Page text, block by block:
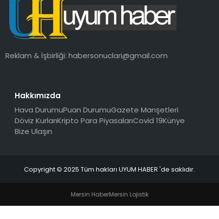
SAĞLIK
MAGAZIN
Reklam & İşbirliği:habersonuclari@gmail.com
Hakkımızda
Hava DurumuPuan DurumuGazete Manşetleri
Döviz KurlarıKripto Para PiyasalarıCovid 19Künye
Bize Ulaşın
Copyright © 2025 Tüm hakları UYUM HABER 'de saklıdır.
Mersin HaberMersin Lojistik